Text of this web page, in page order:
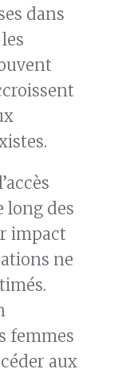
dans
long des
impact
ne
femmes
aux